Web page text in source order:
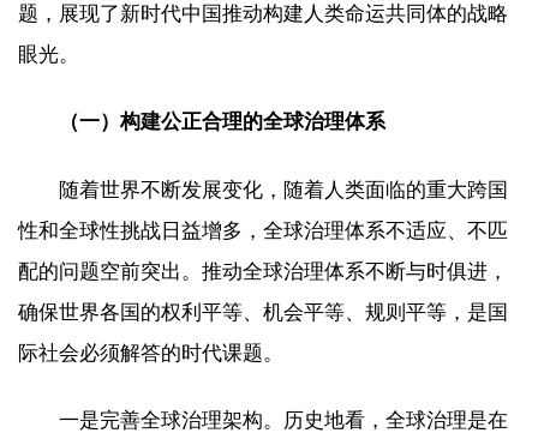
题，展现了新时代中国推动构建人类命运共同体的战略
眼光。
（一）构建公正合理的全球治理体系
随着世界不断发展变化，随着人类面临的重大跨国
性和全球性挑战日益增多，全球治理体系不适应、不匹
配的问题空前突出。推动全球治理体系不断与时俱进，
确保世界各国的权利平等、机会平等、规则平等，是国
际社会必须解答的时代课题。
一是完善全球治理架构。历史地看，全球治理是在